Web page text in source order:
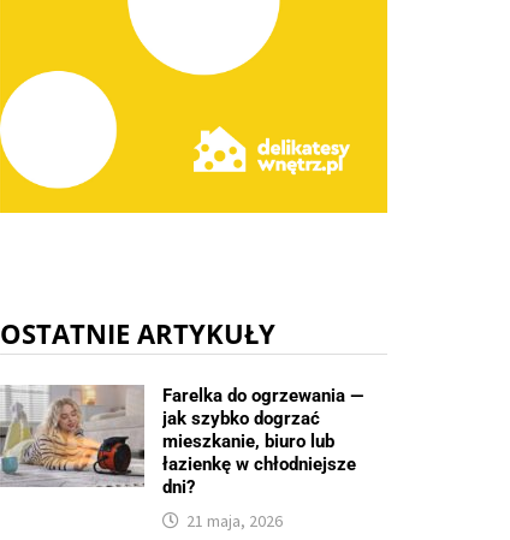
OSTATNIE ARTYKUŁY
Farelka do ogrzewania —
jak szybko dogrzać
mieszkanie, biuro lub
łazienkę w chłodniejsze
dni?
21 maja, 2026